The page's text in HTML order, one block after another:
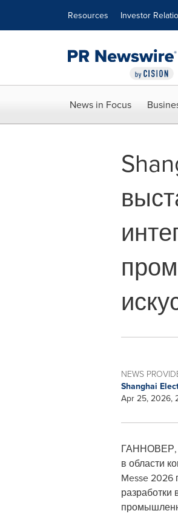
Resources Investor
News in Focus
NEWS
Shanghai
Apr 25, 2026,
ГАННОВЕР,
в области
Messe 2026
разработки